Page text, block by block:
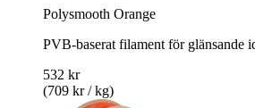
Polysmooth Orange
PVB-baserat filament för glänsande
532 kr
(709 kr / kg)